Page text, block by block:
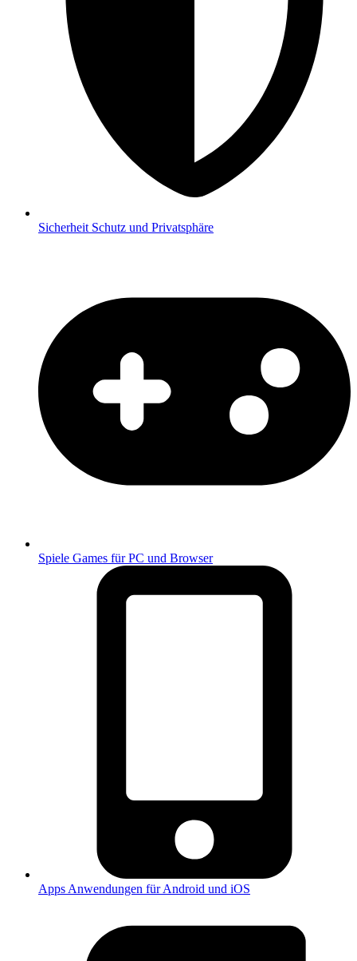
Sicherheit Schutz und Privatsphäre
Spiele Games für PC und Browser
Apps Anwendungen für Android und iOS